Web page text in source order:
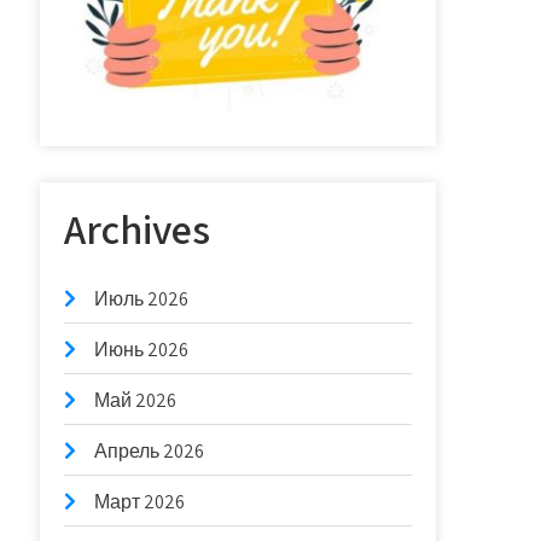
Archives
Июль 2026
Июнь 2026
Май 2026
Апрель 2026
Март 2026